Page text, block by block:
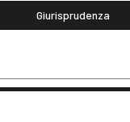
Giurisprudenza